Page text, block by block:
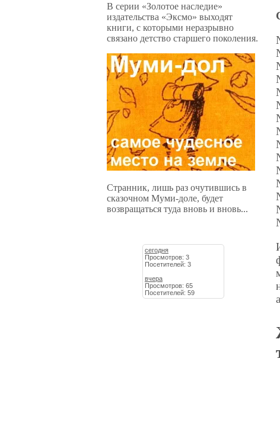
В серии «Золотое наследие»
издательства «Эксмо» выходят
книги, с которыми неразрывно
связано детство старшего поколения.
Странник, лишь раз очутившись в
сказочном Муми-доле, будет
возвращаться туда вновь и вновь...
сегодня
Просмотров: 3
Посетителей: 3
вчера
Просмотров: 65
Посетителей: 59